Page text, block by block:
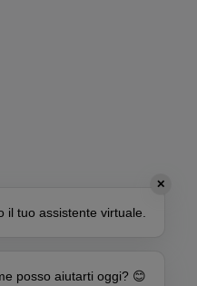
✕
il tuo assistente virtuale.
posso aiutarti oggi? 😊